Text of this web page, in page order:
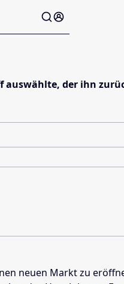
auswählte, der ihn
neuen Markt zu